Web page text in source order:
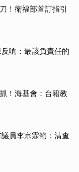
！衛福部首訂指引
嗆：最該負責任的
！海基會：台籍教
員李宗霖籲：清查